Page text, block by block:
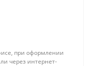
при оформлении
через интернет-